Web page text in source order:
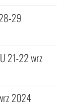
29
21-22 wrz
2024